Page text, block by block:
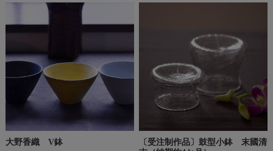
大野香織 V鉢
〔受注制作品〕鼓型小鉢 末國清